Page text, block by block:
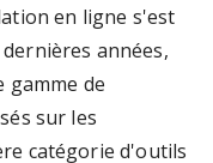
en ligne s'est
années,
de
sur les
catégorie d'outils